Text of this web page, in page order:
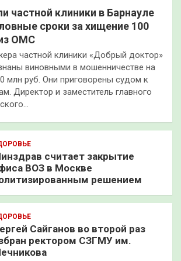
частной клиники в Барнауле
сроки за хищение 100
ОМС
частной клиники «Добрый доктор»
виновными в мошенничестве на
млн руб. Они приговорены судом к
Директор и заместитель главного
считает закрытие
ВОЗ в Москве
решением
Сайганов во второй раз
ректором СЗГМУ им.